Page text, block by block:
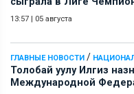
13:57 | 05 августа
ГЛАВНЫЕ НОВОСТИ /
Толобай уулу Илгиз
Международной